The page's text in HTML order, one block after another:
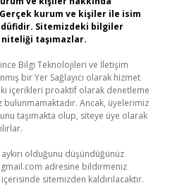
kurum ve kişiler ile isim
Sitemizdeki bilgiler
taşımazlar.
Bilgi Teknolojileri ve İletişim
bir Yer Sağlayıcı olarak hizmet
içerikleri proaktif olarak denetleme
Ancak, üyelerimiz
taşımakta olup, siteye üye olarak
olduğunu düşündüğünüz
adresine bildirmeniz
sitemizden kaldırılacaktır.